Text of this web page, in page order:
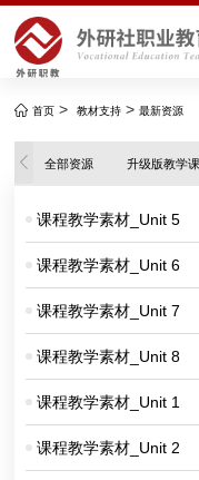
首页 > 教材支持 > 最新资源
全部资源 升级版教学
课程教学素材_Unit 5
课程教学素材_Unit 6
课程教学素材_Unit 7
课程教学素材_Unit 8
课程教学素材_Unit 1
课程教学素材_Unit 2